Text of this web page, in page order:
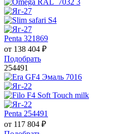
Penta 321869
от 138 404 ₽
Подобрать
254491
Penta 254491
от 117 804 ₽